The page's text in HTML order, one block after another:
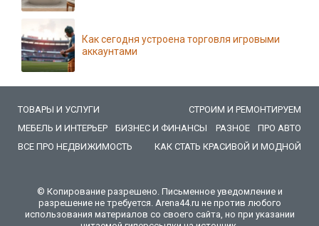
Как сегодня устроена торговля игровыми
аккаунтами
ТОВАРЫ И УСЛУГИ
СТРОИМ И РЕМОНТИРУЕМ
МЕБЕЛЬ И ИНТЕРЬЕР
БИЗНЕС И ФИНАНСЫ РАЗНОЕ
ПРО АВТО
ВСЕ ПРО НЕДВИЖИМОСТЬ
КАК СТАТЬ КРАСИВОЙ И МОДНОЙ
© Копирование разрешено. Письменное уведомление и
разрешение не требуется. Arena44.ru не против любого
использования материалов со своего сайта, но при указании